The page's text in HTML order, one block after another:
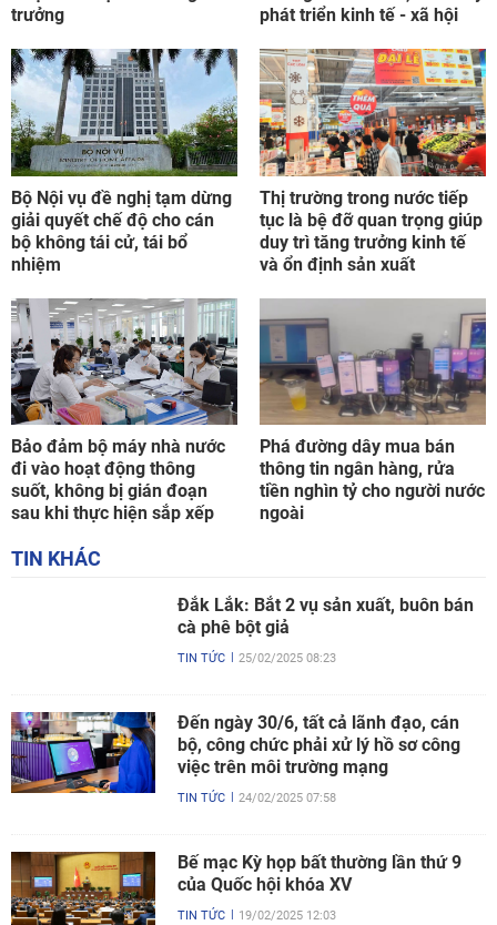
trưởng
phát triển kinh tế - xã hội
Bộ Nội vụ đề nghị tạm dừng
giải quyết chế độ cho cán
bộ không tái cử, tái bổ
nhiệm
Thị trường trong nước tiếp
tục là bệ đỡ quan trọng giúp
duy trì tăng trưởng kinh tế
và ổn định sản xuất
Bảo đảm bộ máy nhà nước
đi vào hoạt động thông
suốt, không bị gián đoạn
sau khi thực hiện sắp xếp
Phá đường dây mua bán
thông tin ngân hàng, rửa
tiền nghìn tỷ cho người nước
ngoài
TIN KHÁC
Đắk Lắk: Bắt 2 vụ sản xuất, buôn bán
cà phê bột giả
TIN TỨC 25/02/2025 08:23
Đến ngày 30/6, tất cả lãnh đạo, cán
bộ, công chức phải xử lý hồ sơ công
việc trên môi trường mạng
TIN TỨC 24/02/2025 07:58
Bế mạc Kỳ họp bất thường lần thứ 9
của Quốc hội khóa XV
TIN TỨC 19/02/2025 12:03